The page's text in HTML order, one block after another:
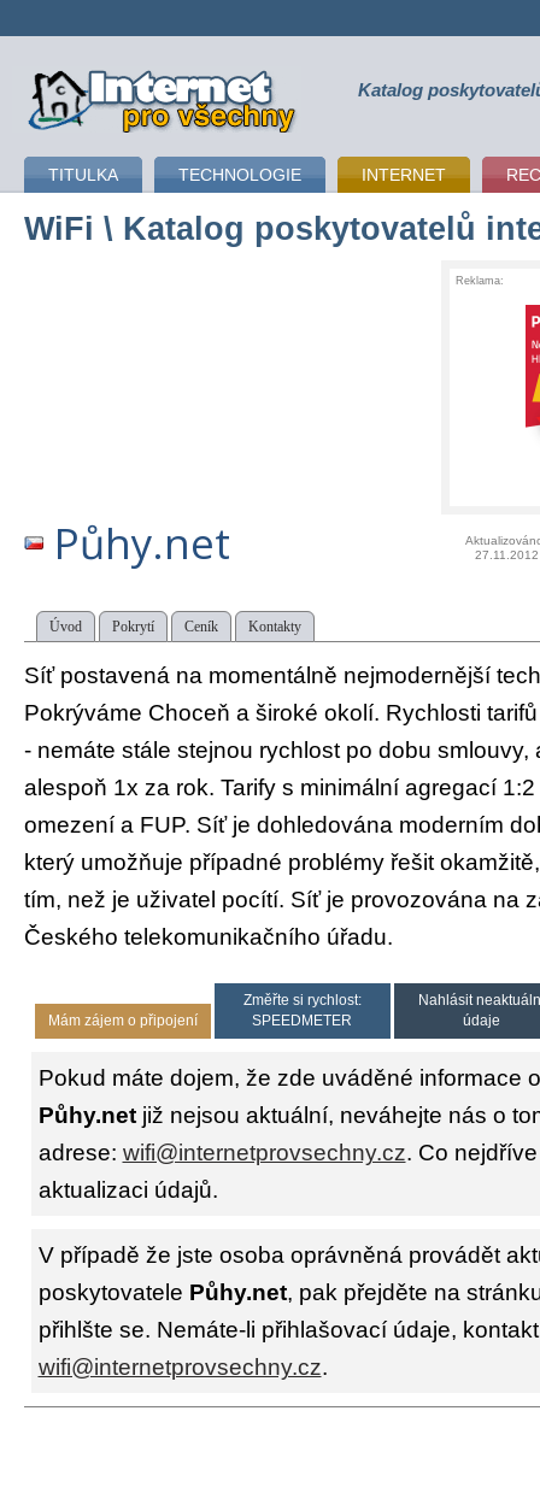
připojení k internetu Katalog
TITULKA TECHNOLOGIE INTERNET
WiFi \ Katalog poskytovatelů
Reklama:
Půhy.net
27.11.2012
Úvod Pokrytí Ceník Kontakty
Síť postavená na momentálně nejmodernější
Pokrýváme Choceň a široké okolí. Rychlosti
- nemáte stále stejnou rychlost po dobu smlouvy,
alespoň 1x za rok. Tarify s minimální agregací
omezení a FUP. Síť je dohledována moderním
který umožňuje případné problémy řešit
tím, než je uživatel pocítí. Síť je provozována na
Českého telekomunikačního úřadu.
Mám zájem o připojení
Změřte si rychlost:
SPEEDMETER
Nahlásit
údaje
Pokud máte dojem, že zde uváděné informace
Půhy.netjiž nejsou aktuální, neváhejte nás o
adrese: wifi@internetprovsechny.cz. Co
aktualizaci údajů.
V případě že jste osoba oprávněná provádět
poskytovatele Půhy.net, pak přejděte na
přihlšte se. Nemáte-li přihlašovací údaje,
wifi@internetprovsechny.cz.